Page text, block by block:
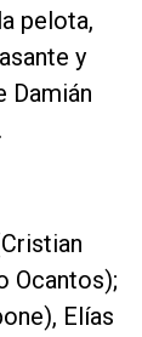
pelota,
y
Damián
Ocantos);
Elías